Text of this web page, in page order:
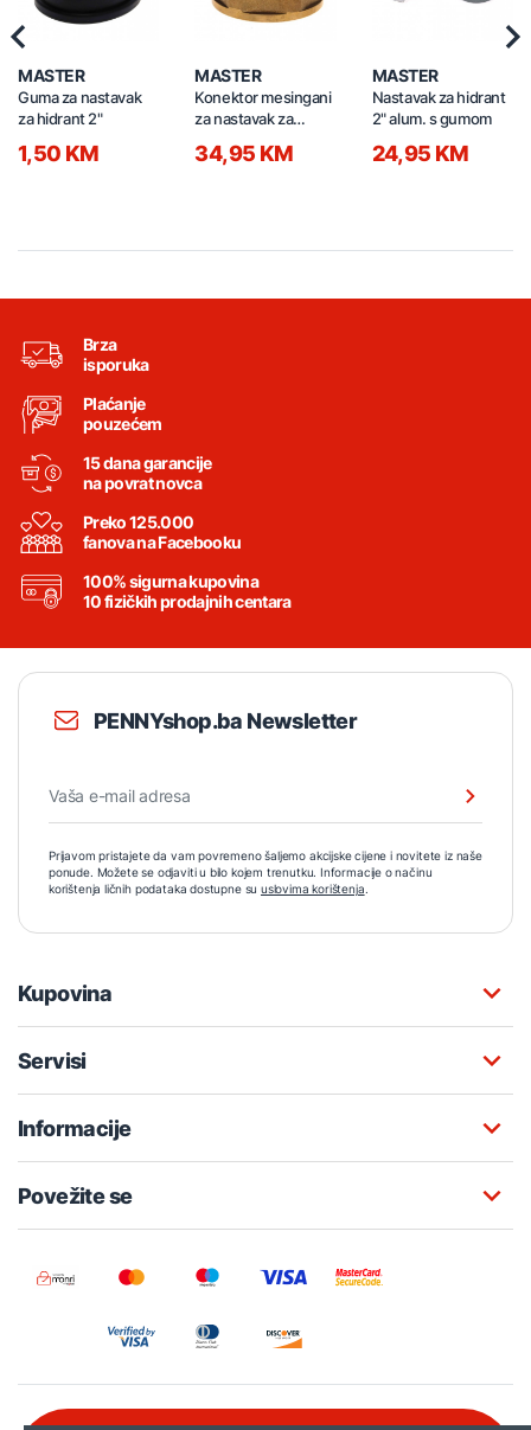
MASTER
Guma za nastavak
za hidrant 2"
1,50 KM
MASTER
Konektor mesingani
za nastavak za
34,95 KM
MASTER
Nastavak za hidrant
2" alum. s gumom
24,95 KM
Brza
isporuka
Plaćanje
pouzećem
15 dana garancije
na povrat novca
Preko 125.000
fanova na Facebooku
100% sigurna kupovina
10 fizičkih prodajnih centara
PENNYshop.ba Newsletter
Prijavom pristajete da vam povremeno šaljemo akcijske cijene i novitete iz naše
ponude. Možete se odjaviti u bilo kojem trenutku. Informacije o načinu
korištenja ličnih podataka dostupne su uslovima korištenja.
Kupovina
Servisi
Informacije
Povežite se